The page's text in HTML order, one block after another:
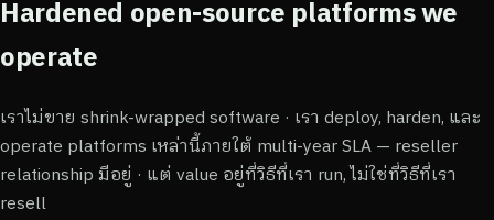
Hardened open-source platforms we
operate
เราไม่ขาย shrink-wrapped software · เรา deploy, harden, และ
operate platforms เหล่านี้ภายใต้ multi-year SLA — reseller
relationship มีอยู่ · แต่ value อยู่ที่วิธีที่เรา run, ไม่ใช่ที่วิธีที่เรา
resell